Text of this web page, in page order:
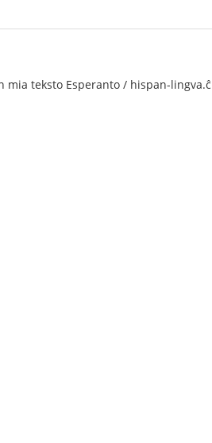
teksto Esperanto / hispan-